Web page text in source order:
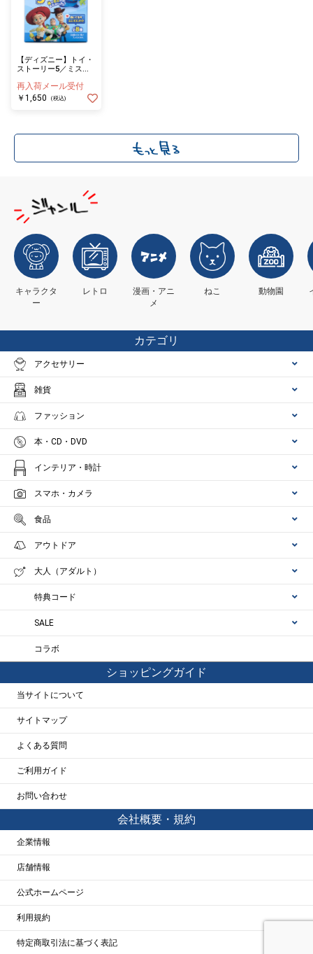
【ディズニー】トイ・
ストーリー5／ミステ
るみミニマスコット
《単品》
再入荷メール受付
￥1,650
(税込)
キャラクタ
ー
レトロ
漫画・アニ
メ
ねこ 動物園
カテゴリ
アクセサリー
雑貨
ファッション
本・CD・DVD
インテリア・時計
スマホ・カメラ
食品
アウトドア
大人（アダルト）
特典コード
SALE
コラボ
ショッピングガイド
当サイトについて
サイトマップ
よくある質問
ご利用ガイド
お問い合わせ
会社概要・規約
企業情報
店舗情報
公式ホームページ
利用規約
特定商取引法に基づく表記